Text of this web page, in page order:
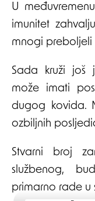
U
imunitet
mnogi preboljeli
Sada kruži još
može imati
dugog kovida.
ozbiljnih
Stvarni broj
službenog,
primarno rade u